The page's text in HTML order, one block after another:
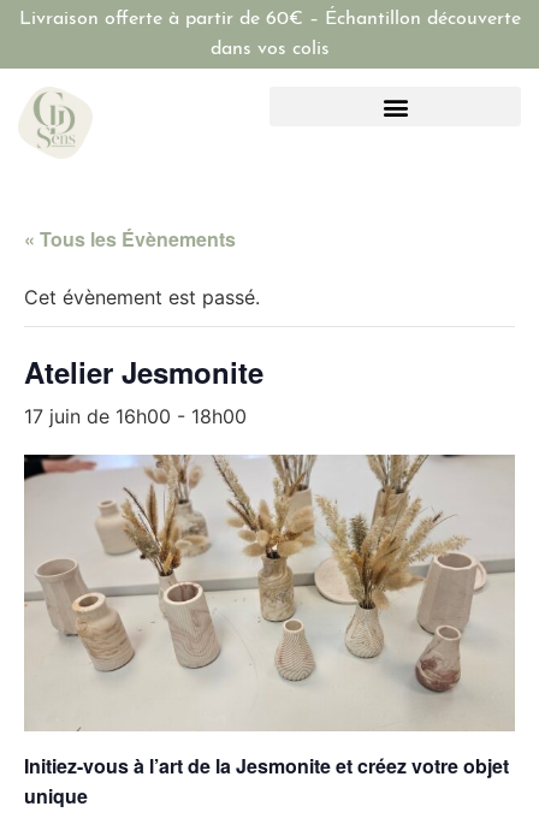
Livraison offerte à partir de 60€ – Échantillon découverte
dans vos colis
« Tous les Évènements
Cet évènement est passé.
Atelier Jesmonite
17 juin de 16h00 - 18h00
Initiez-vous à l’art de la Jesmonite et créez votre objet
unique